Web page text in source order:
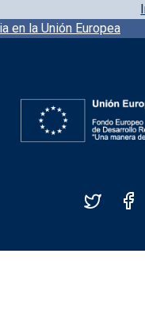
en la Unión Europea